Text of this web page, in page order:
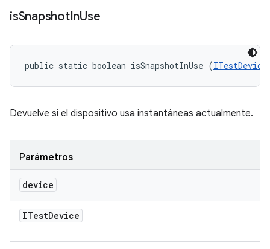
isSnapshotInUse
public static boolean isSnapshotInUse (ITestDevice
Devuelve si el dispositivo usa instantáneas actualmente.
Parámetros
device
ITestDevice